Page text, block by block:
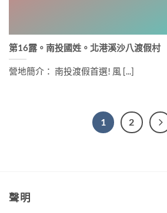
第16露。南投國姓。北港溪沙八渡假村
營地簡介： 南投渡假首選! 風 [...]
1 2
聲明